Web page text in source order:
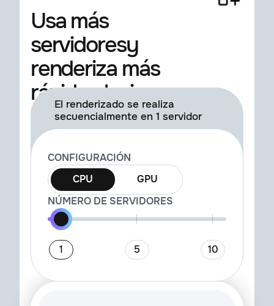
Usa más
servidoresy
renderiza más
rápido al mismo
costeEl renderizado se realiza
secuencialmente en 1 servidor
CONFIGURACIÓN
CPU
GPU
NÚMERO DE SERVIDORES
1 5 10